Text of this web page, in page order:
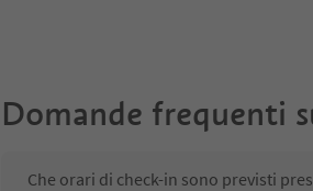
Domande frequenti
Che orari di check-in sono previsti